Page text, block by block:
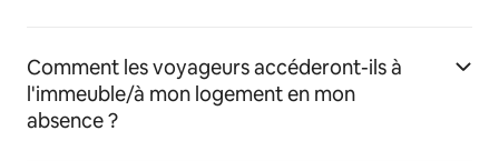
Comment les voyageurs accéderont-ils à
l'immeuble/à mon logement en mon
absence ?